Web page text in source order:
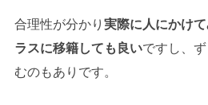
合理性が分かり 実際に人にかけ
ラスに移籍しても良いですし、
むのもありです。